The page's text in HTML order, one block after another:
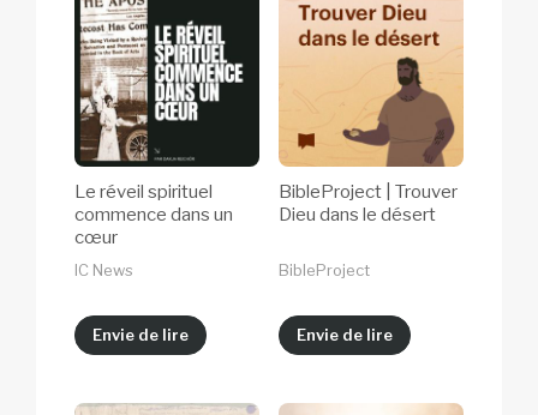
Le réveil spirituel
commence dans un
cœur
IC News
Envie de lire
BibleProject | Trouver
Dieu dans le désert
BibleProject
Envie de lire